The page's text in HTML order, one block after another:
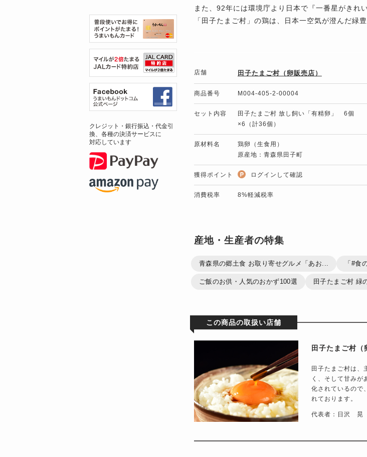
また、92年には環境庁より日本で『一番星がきれ
「田子たまご村」の鶏は、日本一空気が澄んだ緑
店舗 田子たまご村（卵販売店）
商品番号 M004-405-2-00004
セット内容
田子たまご村 放し飼い「有精卵」 6個
×6（計36個）
原材料名
鶏卵（生食用）
原産地：青森県田子町
獲得ポイント ログインして確認
消費税率 8%軽減税率
産地・生産者の特集
青森県の郷土食 お取り寄せグルメ「あお... 「#食
ご飯のお供・人気のおかず100選 田子たまご村 緑
この商品の取扱い店舗
田子たまご村（
田子たまご村は、
く、そして甘みが
化されているので
れております。
代表者：日沢 晃
クレジット・銀行振込・代金引
換、各種の決済サービスに
対応しています